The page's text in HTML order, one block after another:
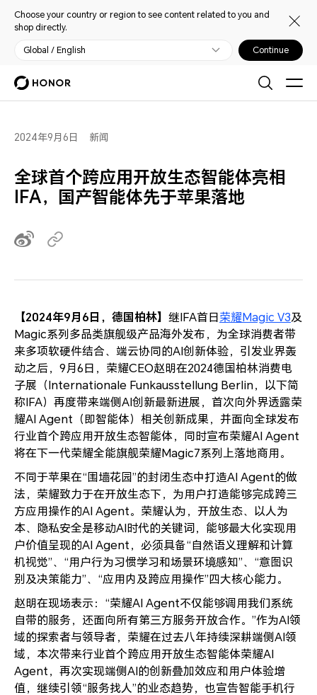
Choose your country or region to see content related to you and
shop directly.
Global / English Continue
2024年9月6日 新闻
全球首个跨应用开放生态智能体亮相
IFA，国产智能体先于苹果落地
【2024年9月6日，德国柏林】 继IFA首日荣耀Magic V3及
Magic系列多品类旗舰级产品海外发布，为全球消费者带
来多项软硬件结合、端云协同的AI创新体验，引发业界轰
动之后，9月6日，荣耀CEO赵明在2024德国柏林消费电
子展（Internationale Funkausstellung Berlin，以下简
称IFA）再度带来端侧AI创新最新进展，首次向外界透露荣
耀AI Agent（即智能体）相关创新成果，并面向全球发布
行业首个跨应用开放生态智能体，同时宣布荣耀AI Agent
将在下一代荣耀全能旗舰荣耀Magic7系列上落地商用。
不同于苹果在“围墙花园”的封闭生态中打造AI Agent的做
法，荣耀致力于在开放生态下，为用户打造能够完成跨三
方应用操作的AI Agent。荣耀认为，开放生态、以人为
本、隐私安全是移动AI时代的关键词，能够最大化实现用
户价值呈现的AI Agent，必须具备“自然语义理解和计算
机视觉”、“用户行为习惯学习和场景环境感知”、“意图识
别及决策能力”、“应用内及跨应用操作”四大核心能力。
赵明在现场表示：“荣耀AI Agent不仅能够调用我们系统
自带的服务，还面向所有第三方服务开放合作。”作为AI领
域的探索者与领导者，荣耀在过去八年持续深耕端侧AI领
域，本次带来行业首个跨应用开放生态智能体荣耀AI
Agent，再次实现端侧AI的创新叠加效应和用户体验增
值，继续引领“服务找人”的业态趋势，也宣告智能手机行